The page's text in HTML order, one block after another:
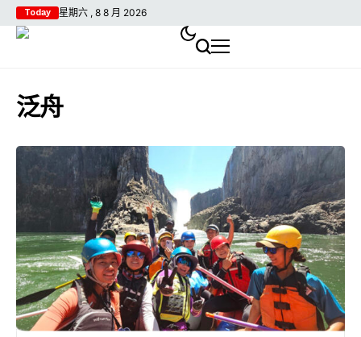
Today 星期六 , 8 8 月 2026
泛舟